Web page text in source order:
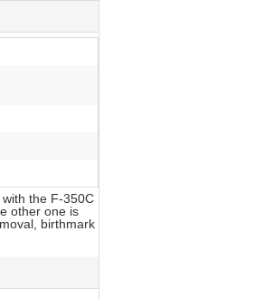
the F-350C
other one is
birthmark